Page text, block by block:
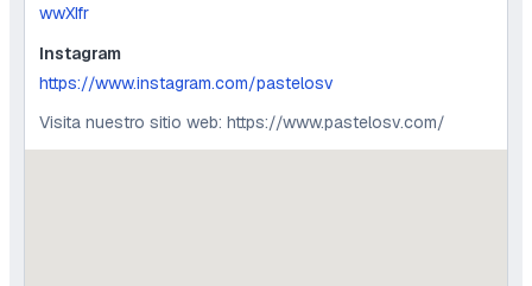
wwXIfr
Instagram
https://www.instagram.com/pastelosv
Visita nuestro sitio web: https://www.pastelosv.com/